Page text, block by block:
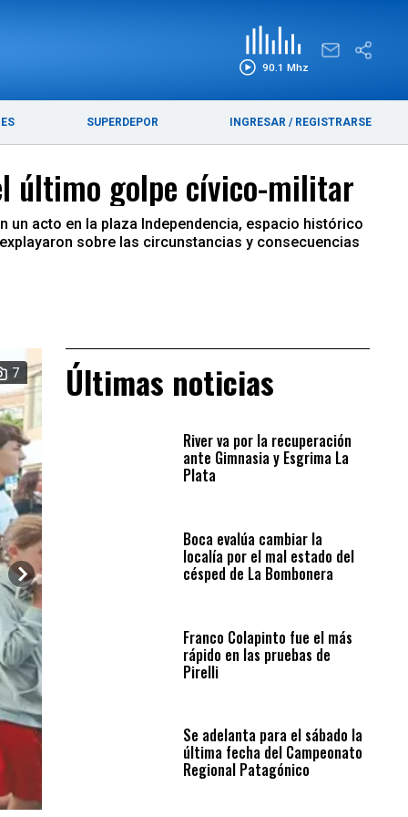
90.1 Mhz
SUPERDEPOR INGRESAR / REGISTRARSE
último golpe cívico-militar
un acto en la plaza Independencia, espacio histórico
sobre las circunstancias y consecuencias
7 Últimas noticias
River va por la recuperación
ante Gimnasia y Esgrima La
Plata
Boca evalúa cambiar la
localía por el mal estado del
césped de La Bombonera
Franco Colapinto fue el más
rápido en las pruebas de
Pirelli
Se adelanta para el sábado la
última fecha del Campeonato
Regional Patagónico